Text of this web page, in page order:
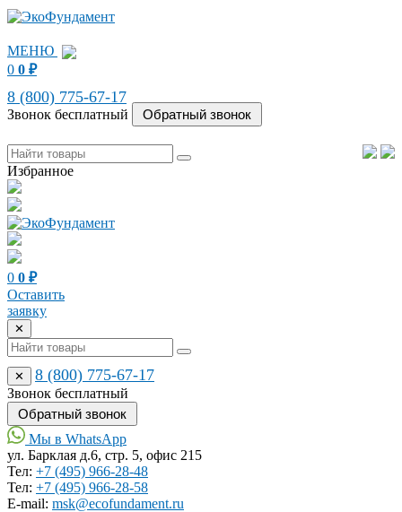
МЕНЮ
0 0 ₽
8 (800) 775-67-17
Звонок бесплатный
Избранное
0 0 ₽
Оставить
заявку
✕
✕ 8 (800) 775-67-17
Звонок бесплатный
Мы в WhatsApp
ул. Барклая д.6, стр. 5, офис 215
Тел: +7 (495) 966-28-48
Тел: +7 (495) 966-28-58
Е-mail: msk@ecofundament.ru